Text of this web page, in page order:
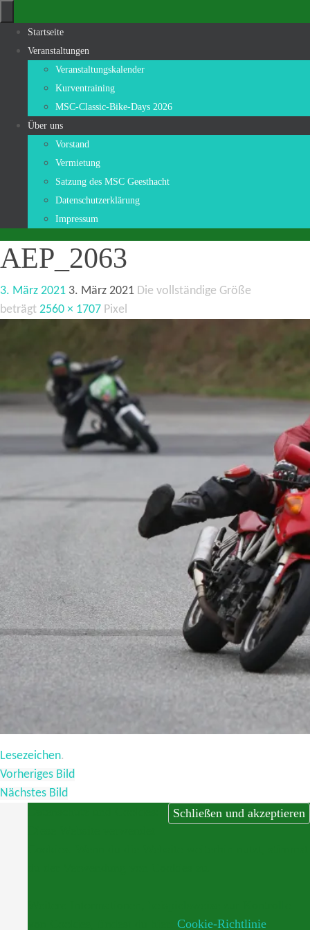
Inhalt
springen
Zum
Inhalt
Startseite
Veranstaltungen
Veranstaltungskalender
Kurventraining
MSC-Classic-Bike-Days 2026
Über uns
Vorstand
Vermietung
Satzung des MSC Geesthacht
Datenschutzerklärung
Impressum
AEP_2063
3. März 2021 3. März 2021 Die vollständige Größe
beträgt 2560 × 1707 Pixel
Lesezeichen.
Vorheriges Bild
Nächstes Bild
Cookie-Richtlinie